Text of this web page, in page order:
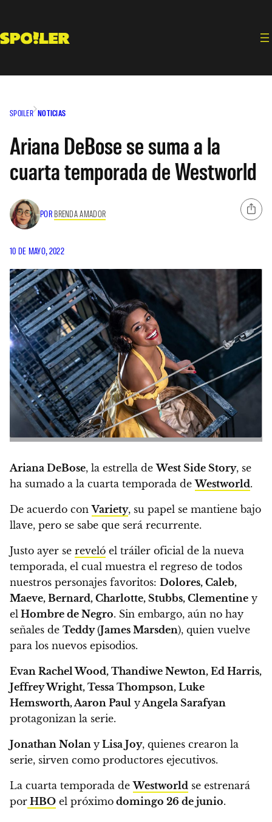
contenido
SPOILER NOTICIAS
Ariana DeBose se suma a la
cuarta temporada de Westworld
POR BRENDA AMADOR
10 DE MAYO, 2022
Ariana DeBose, la estrella deWest Side Story, se
ha sumado a la cuarta temporada deWestworld.
De acuerdo conVariety, su papel se mantiene bajo
llave, pero se sabe que será recurrente.
Justo ayer se reveló el tráiler oficial de la nueva
temporada, el cual muestra el regreso de todos
nuestros personajes favoritos: Dolores, Caleb,
Maeve, Bernard, Charlotte, Stubbs, Clementine y
el Hombre de Negro. Sin embargo, aún no hay
señales de Teddy(James Marsden), quien vuelve
para los nuevos episodios.
Evan Rachel Wood, Thandiwe Newton, Ed Harris,
Jeffrey Wright, Tessa Thompson, Luke
Hemsworth, Aaron Paul yAngela Sarafyan
protagonizan la serie.
Jonathan Nolan y Lisa Joy, quienes crearon la
serie, sirven como productores ejecutivos.
La cuarta temporada deWestworld se estrenará
por HBO el próximo domingo 26 de junio.